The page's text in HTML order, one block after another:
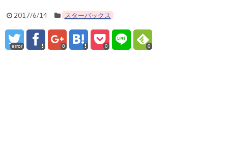
2017/6/14 スターバックス
error 0 0 0
趣味とエンタメ
プログラミング